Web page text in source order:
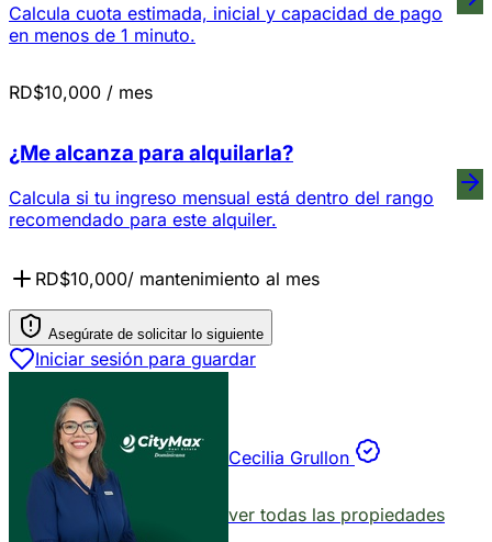
Calcula cuota estimada, inicial y capacidad de pago
en menos de 1 minuto.
RD$10,000 / mes
¿Me alcanza para alquilarla?
Calcula si tu ingreso mensual está dentro del rango
recomendado para este alquiler.
RD$10,000/ mantenimiento al mes
Asegúrate de solicitar lo siguiente
Iniciar sesión para guardar
Cecilia Grullon
ver todas las propiedades